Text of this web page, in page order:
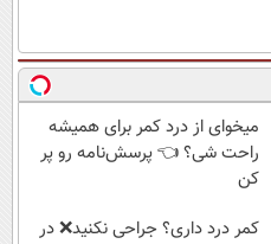
میخوای از درد کمر برای همیشه
راحت شی؟ 👈 پرسش‌نامه رو پر
کن
کمر درد داری؟ جراحی نکنید❌ در